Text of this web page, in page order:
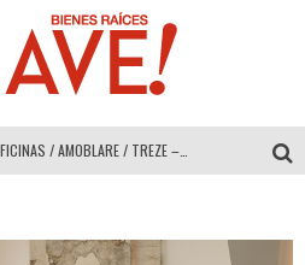
MULTIOFICINAS / AMOBLARE / TREZE – Especial Interiorismo & Decoración 2026
COLINEAL – Especial Interiorismo & Decoración 2026